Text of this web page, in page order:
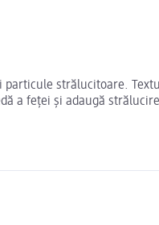
strălucitoare.
a feței și adaugă